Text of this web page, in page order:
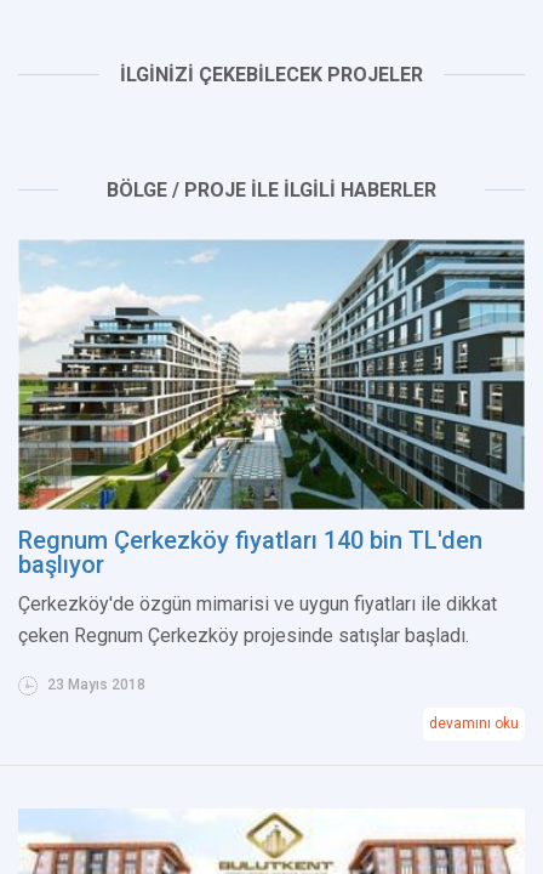
İLGİNİZİ ÇEKEBİLECEK PROJELER
BÖLGE / PROJE İLE İLGİLİ HABERLER
Regnum Çerkezköy fiyatları 140 bin TL'den
başlıyor
Çerkezköy'de özgün mimarisi ve uygun fiyatları ile dikkat
çeken Regnum Çerkezköy projesinde satışlar başladı.
23 Mayıs 2018
devamını oku